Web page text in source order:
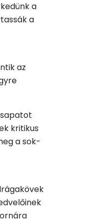
a
a
az
kritikus
a sok-